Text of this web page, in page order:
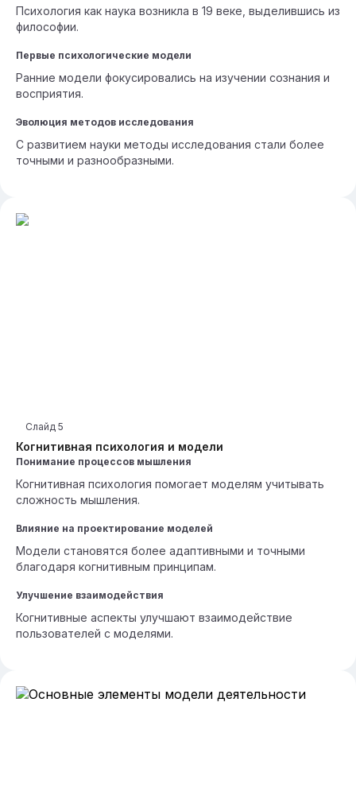
Психология как наука возникла в 19 веке, выделившись из
философии.
Первые психологические модели
Ранние модели фокусировались на изучении сознания и
восприятия.
Эволюция методов исследования
С развитием науки методы исследования стали более
точными и разнообразными.
Когнитивная психология и модели
Слайд 5
Понимание процессов мышления
Когнитивная психология помогает моделям учитывать
сложность мышления.
Влияние на проектирование моделей
Модели становятся более адаптивными и точными
благодаря когнитивным принципам.
Улучшение взаимодействия
Когнитивные аспекты улучшают взаимодействие
пользователей с моделями.